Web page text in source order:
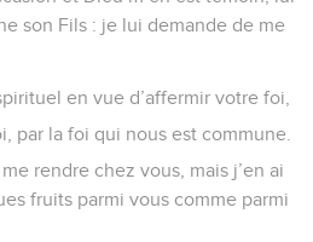
son Fils : je lui demande de me
en vue d’affermir votre foi,
par la foi qui nous est commune.
rendre chez vous, mais j’en ai
fruits parmi vous comme parmi